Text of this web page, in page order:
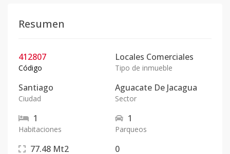
Resumen
412807
Código
Locales Comerciales
Tipo de inmueble
Santiago
Ciudad
Aguacate De Jacagua
Sector
1
Habitaciones
1
Parqueos
77.48 Mt2 0